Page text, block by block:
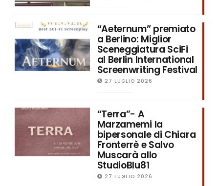
“Aeternum” premiato
a Berlino: Miglior
Sceneggiatura SciFi
al Berlin International
Screenwriting Festival
27 LUGLIO 2026
“Terra”- A
Marzamemi la
bipersonale di Chiara
Fronterrè e Salvo
Muscarà allo
StudioBlu81
27 LUGLIO 2026